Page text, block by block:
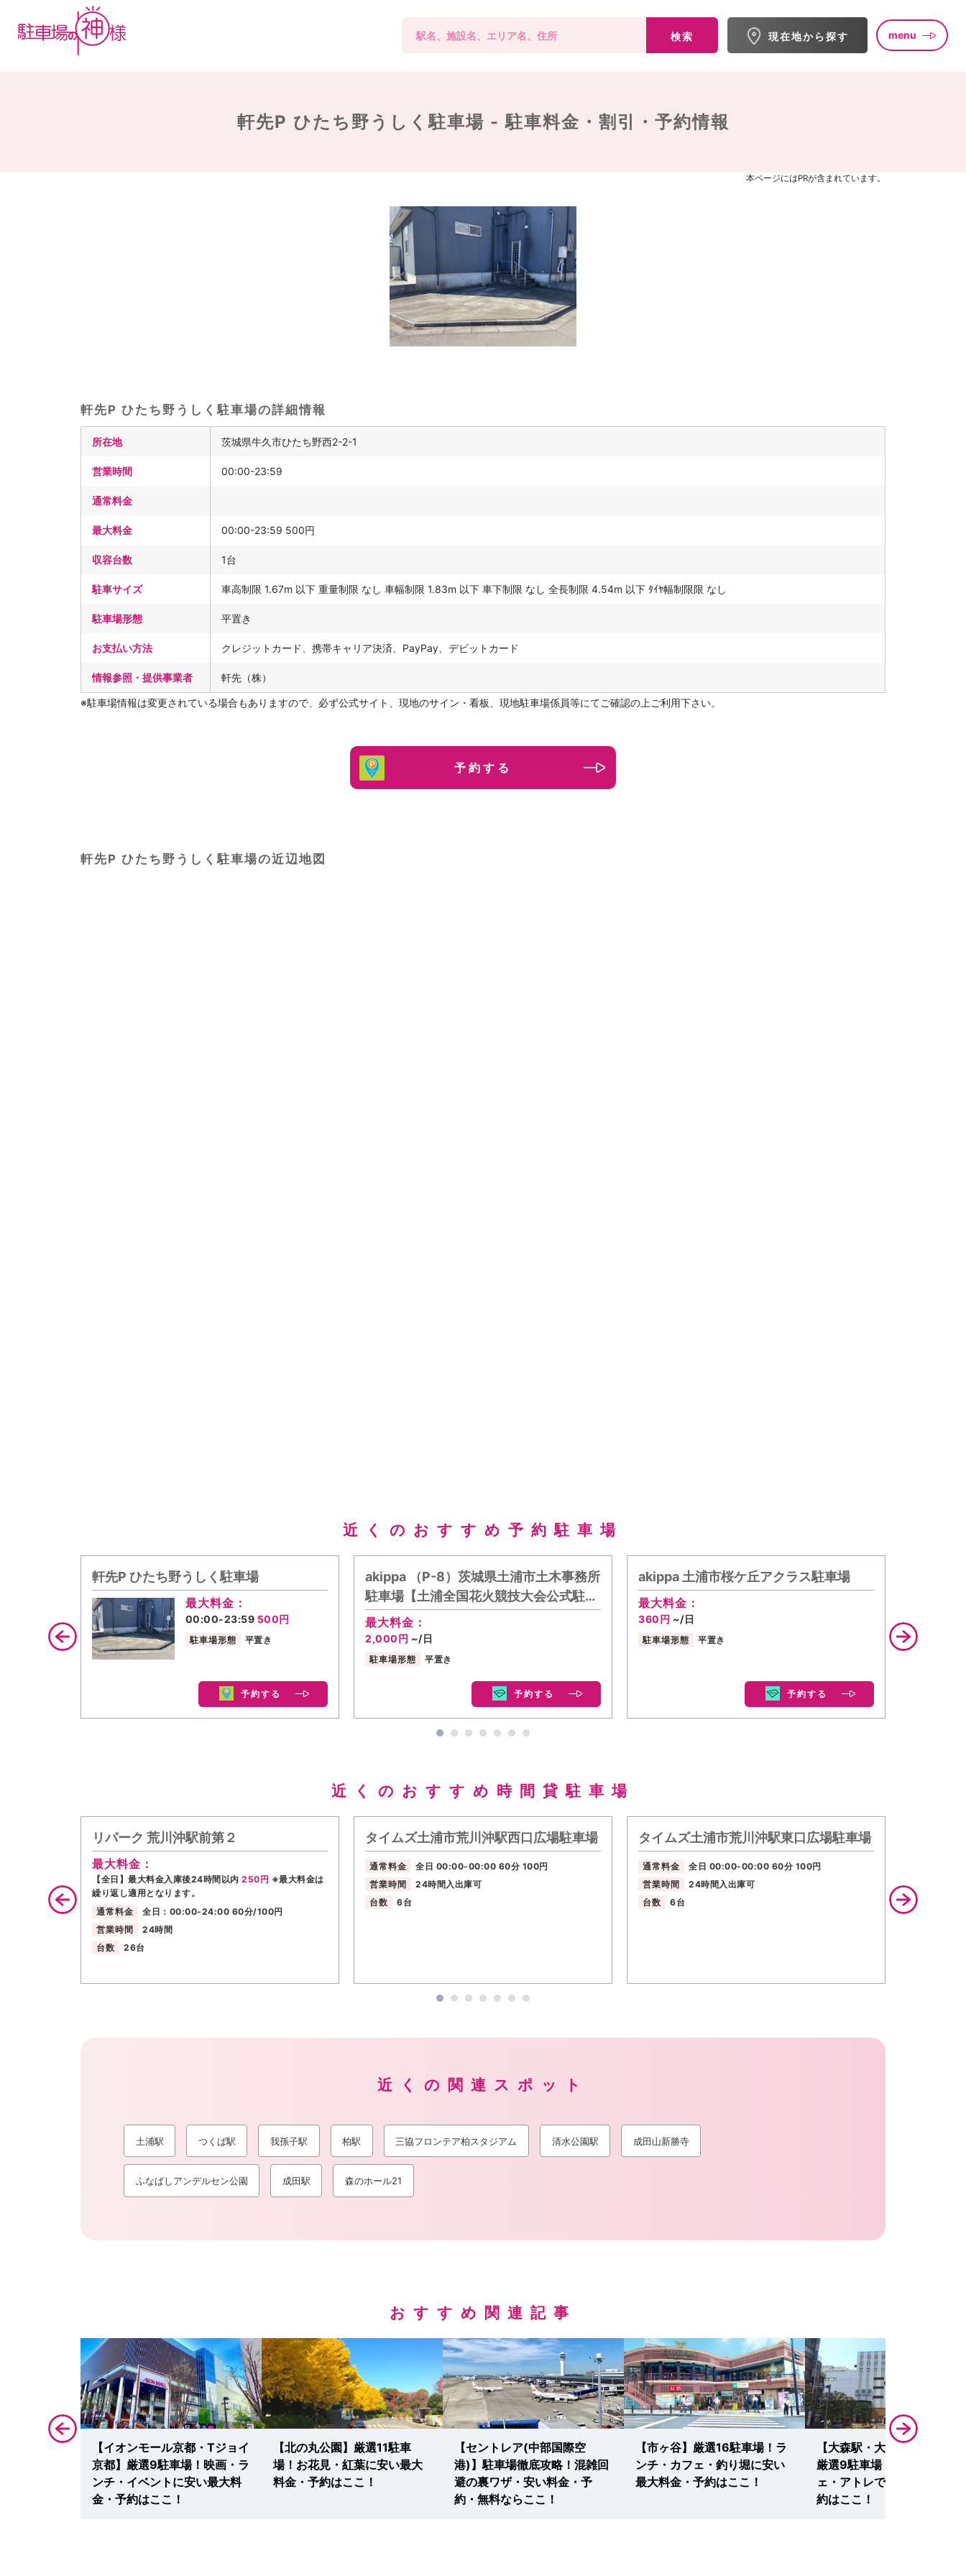
検索 現在地から探す menu
軒先P ひたち野うしく駐車場 -駐車料金・割引・予約情報
本ページにはPRが含まれています。
軒先P ひたち野うしく駐車場の詳細情報
所在地 茨城県牛久市ひたち野西2-2-1
営業時間 00:00-23:59
通常料金
最大料金 00:00-23:59 500円
収容台数 1台
駐車サイズ 車高制限 1.67m 以下 重量制限 なし 車幅制限 1.83m 以下 車下制限 なし 全長制限 4.54m 以下 ﾀｲﾔ幅制限限 なし
駐車場形態 平置き
お支払い方法 クレジットカード、携帯キャリア決済、PayPay、デビットカード
情報参照・提供事業者 軒先（株）
※駐車場情報は変更されている場合もありますので、必ず公式サイト、現地のサイン・看板、現地駐車場係員等にてご確認の上ご利用下さい。
予約する
軒先P ひたち野うしく駐車場の近辺地図
近くのおすすめ予約駐車場
軒先P ひたち野うしく駐車場
最大料金：
00:00-23:59 500円
駐車場形態 平置き
予約する
akippa （P-8）茨城県土浦市土木事務所
駐車場【土浦全国花火競技大会公式駐…
最大料金：
2,000円 ~/日
駐車場形態 平置き
予約する
akippa 土浦市桜ケ丘アクラス駐車場
最大料金：
360円 ~/日
駐車場形態 平置き
予約する
最大料金
500円
近くのおすすめ時間貸駐車場
リパーク 荒川沖駅前第２
最大料金：
【全日】最大料金入庫後24時間以内 250円 ※最大料金は
繰り返し適用となります。
通常料金
全日：00:00-24:00 60分/100円
営業時間
24時間
台数
26台
タイムズ土浦市荒川沖駅西口広場駐車場
通常料金
全日 00:00-00:00 60分 100円
営業時間
24時間入出庫可
台数
6台
タイムズ土浦市荒川沖駅東口広場駐車場
通常料金
全日 00:00-00:00 60分 100円
営業時間
24時間入出庫可
台数
6台
通常料金
近くの関連スポット
土浦駅 つくば駅 我孫子駅 柏駅 三協フロンテア柏スタジアム 清水公園駅 成田山新勝寺
ふなばしアンデルセン公園 成田駅 森のホール21
おすすめ関連記事
空)】駐車
【イオンモール京都・Tジョイ
京都】厳選9駐車場！映画・ラ
ンチ・イベントに安い最大料
金・予約はここ！
【北の丸公園】厳選11駐車
場！お花見・紅葉に安い最大
料金・予約はここ！
【セントレア(中部国際空
港)】駐車場徹底攻略！混雑回
避の裏ワザ・安い料金・予
約・無料ならここ！
【市ヶ谷】厳選16駐車場！ラ
ンチ・カフェ・釣り堀に安い
最大料金・予約はここ！
【大森駅・大森ベルポート】
厳選9駐車場！ランチ・カフ
ェ・アトレで安い・無料・予
約はここ！